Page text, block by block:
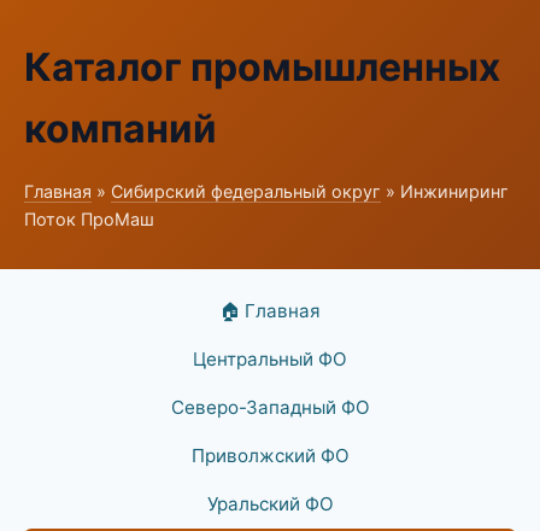
Каталог промышленных
компаний
Главная » Сибирский федеральный округ » Инжиниринг
Поток ПроМаш
🏠 Главная
Центральный ФО
Северо-Западный ФО
Приволжский ФО
Уральский ФО